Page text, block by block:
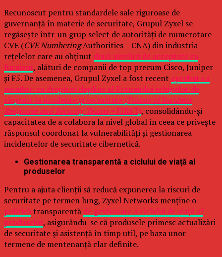
Recunoscut pentru standardele sale riguroase de
guvernanță în materie de securitate, Grupul Zyxel se
regăsește într-un grup select de autorități de numerotare
CVE (CVE NumberingAuthorities – CNA) din industria
rețelelor care au obținut două niveluri de acceptare ca
furnizor, alături de companii de top precum Cisco, Juniper
și F5. De asemenea, Grupul Zyxel a fost recent aprobat ca
membru cu drepturi depline al Forumului echipelor de
răspuns la incidente și securitate (Forum of Incident
Response and Security Teams –FIRST), consolidându-și
capacitatea de a colabora la nivel global în ceea ce privește
răspunsul coordonat la vulnerabilități și gestionarea
incidentelor de securitate cibernetică.
Gestionarea transparentă a ciclului de viață al
produselor
Pentru a ajuta clienții să reducă expunerea la riscuri de
securitate pe termen lung, Zyxel Networks menține o
politică transparentă de gestionare a ciclului de viață al
produselor, asigurându-se că produsele primesc actualizări
de securitate și asistență în timp util, pe baza unor
termene de mentenanță clar definite.